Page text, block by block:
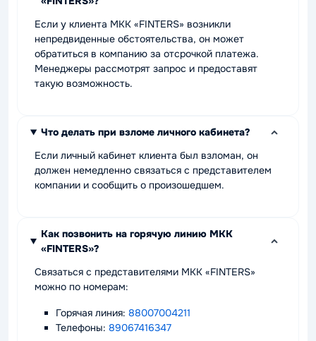
Если у клиента МКК «FINTERS» возникли
непредвиденные обстоятельства, он может
обратиться в компанию за отсрочкой платежа.
Менеджеры рассмотрят запрос и предоставят
такую возможность.
Что делать при взломе личного кабинета?
Если личный кабинет клиента был взломан, он
должен немедленно связаться с представителем
компании и сообщить о произошедшем.
Как позвонить на горячую линию МКК
«FINTERS»?
Связаться с представителями МКК «FINTERS»
можно по номерам:
Горячая линия: 88007004211
Телефоны: 89067416347